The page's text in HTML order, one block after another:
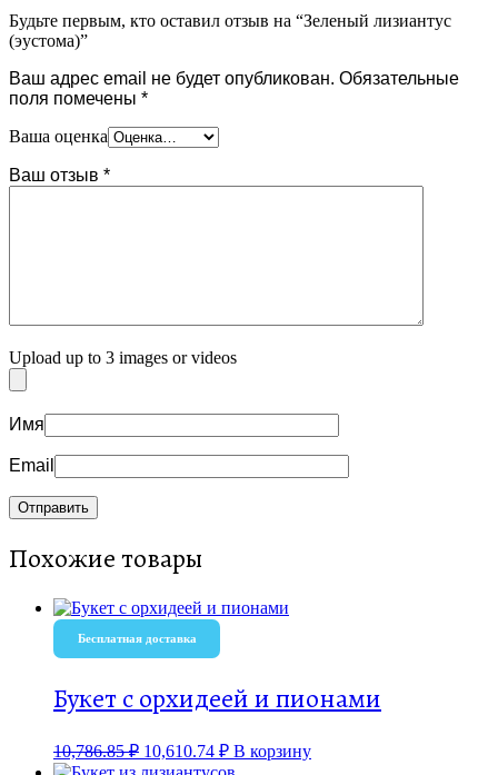
Будьте первым, кто оставил отзыв на “Зеленый лизиантус
(эустома)”
Ваш адрес email не будет опубликован. Обязательные
поля помечены *
Ваша оценка
Ваш отзыв *
Upload up to 3 images or videos
Имя
Email
Похожие товары
Бесплатная доставка
Букет с орхидеей и пионами
10,786.85₽ 10,610.74 ₽ В корзину